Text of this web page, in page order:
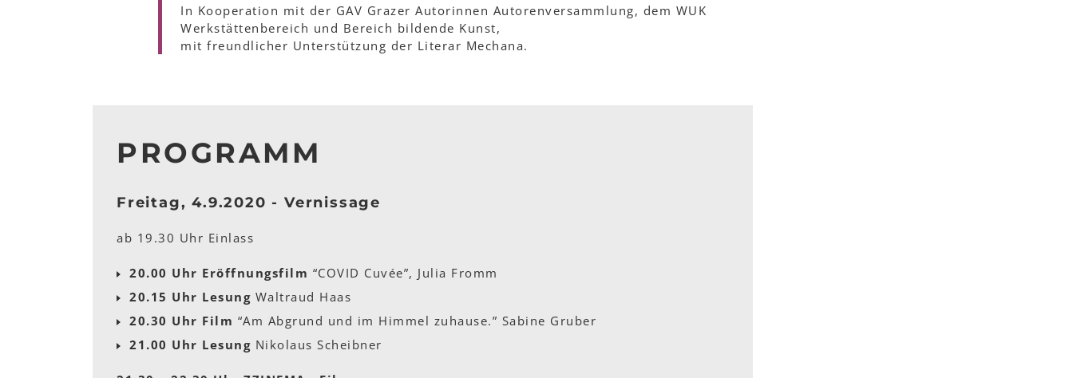
In Kooperation mit der GAV Grazer Autorinnen Autorenversammlung, dem WUK
Werkstättenbereich und Bereich bildende Kunst,
mit freundlicher Unterstützung der Literar Mechana.
PROGRAMM
Freitag, 4.9.2020 - Vernissage
ab 19.30 Uhr Einlass
20.00 Uhr Eröffnungsfilm “COVID Cuvée”, Julia Fromm
20.15 Uhr Lesung Waltraud Haas
20.30 Uhr Film “Am Abgrund und im Himmel zuhause.” Sabine Gruber
21.00 Uhr Lesung Nikolaus Scheibner